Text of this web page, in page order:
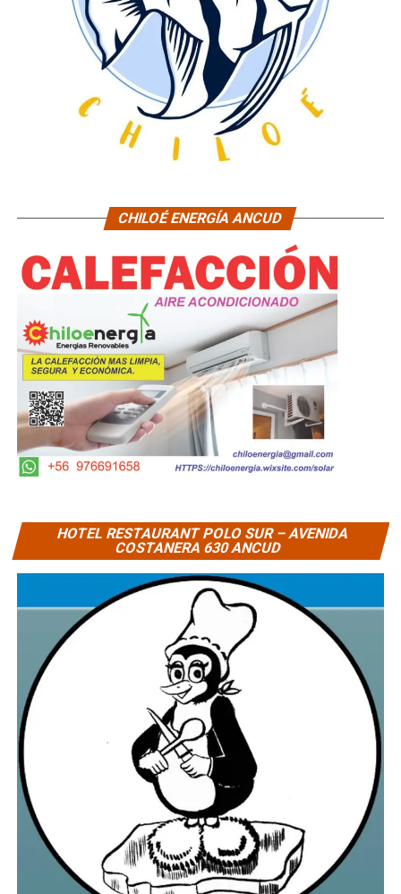
CHILOÉ ENERGÍA ANCUD
HOTEL RESTAURANT POLO SUR – AVENIDA
COSTANERA 630 ANCUD